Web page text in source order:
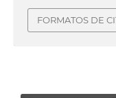
FORMATOS DE